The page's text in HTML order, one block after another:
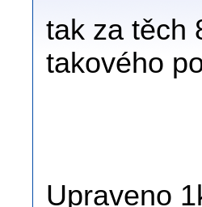
tak za těch
takového
Upraveno